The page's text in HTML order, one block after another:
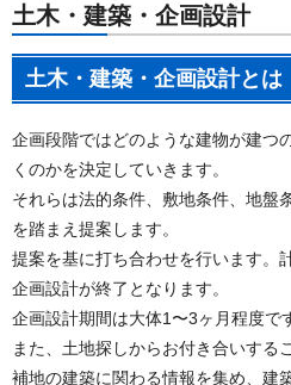
土木・建築・企画設計
土木・建築・企画設計とは
企画段階ではどのような建物が建つ
くのかを決定していきます。
それらは法的条件、敷地条件、地盤
を踏まえ提案します。
提案を基に打ち合わせを行います。
企画設計が終了となります。
企画設計期間は大体1〜3ヶ月程度で
また、土地探しからお付き合いする
補地の建築に関わる情報を集め、建